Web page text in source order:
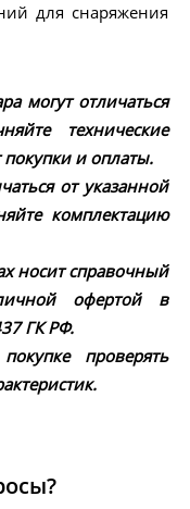
для снаряжения
могут отличаться
технические
покупки и оплаты.
от указанной
комплектацию
носит справочный
офертой в
ГК РФ.
проверять